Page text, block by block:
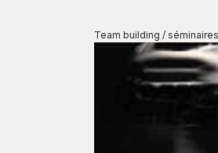
Team building / séminaires